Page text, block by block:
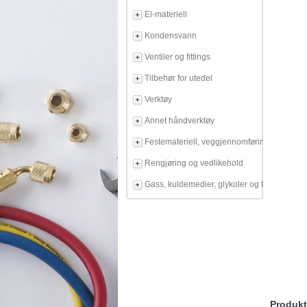
El-materiell
Kondensvann
Ventiler og fittings
Tilbehør for utedel
Verktøy
Annet håndverktøy
Festemateriell, veggjennomføring
Rengjøring og vedlikehold
Gass, kuldemedier, glykoler og tilbehør